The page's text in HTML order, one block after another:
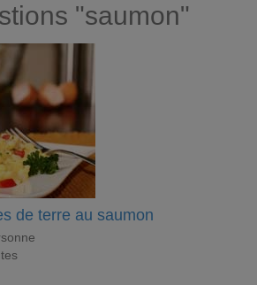
"saumon"
de terre au saumon